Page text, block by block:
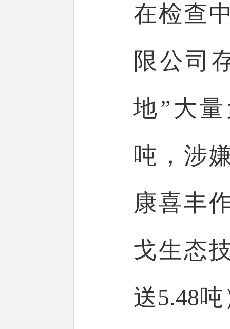
在检查
限公司
地”大
吨，涉
康喜丰
戈生态
送5.48